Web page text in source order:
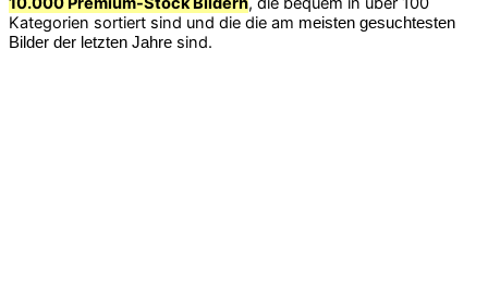
Kategorien sortiert sind und die die am meisten gesuchtesten
Bilder der letzten Jahre sind.